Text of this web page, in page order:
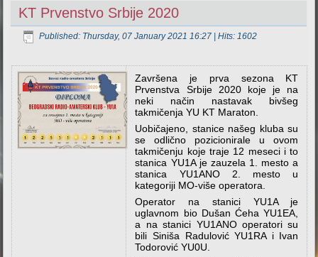
KT Prvenstvo Srbije 2020
Published: Thursday, 07 January 2021 16:27 | Hits: 1602
Završena je prva sezona KT
Prvenstva Srbije 2020 koje je na
neki način nastavak bivšeg
takmičenja YU KT Maraton.
Uobičajeno, stanice našeg kluba su
se odlično pozicionirale u ovom
takmičenju koje traje 12 meseci i to
stanica YU1A je zauzela 1. mesto a
stanica YU1ANO 2. mesto u
kategoriji MO-više operatora.
Operator na stanici YU1A je
uglavnom bio Dušan Ćeha YU1EA,
a na stanici YU1ANO operatori su
bili Siniša Radulović YU1RA i Ivan
Todorović YU0U.